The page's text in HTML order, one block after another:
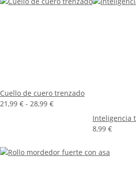
Cuello de cuero trenzado
21,99 € - 28,99 €
Inteligencia
8,99 €